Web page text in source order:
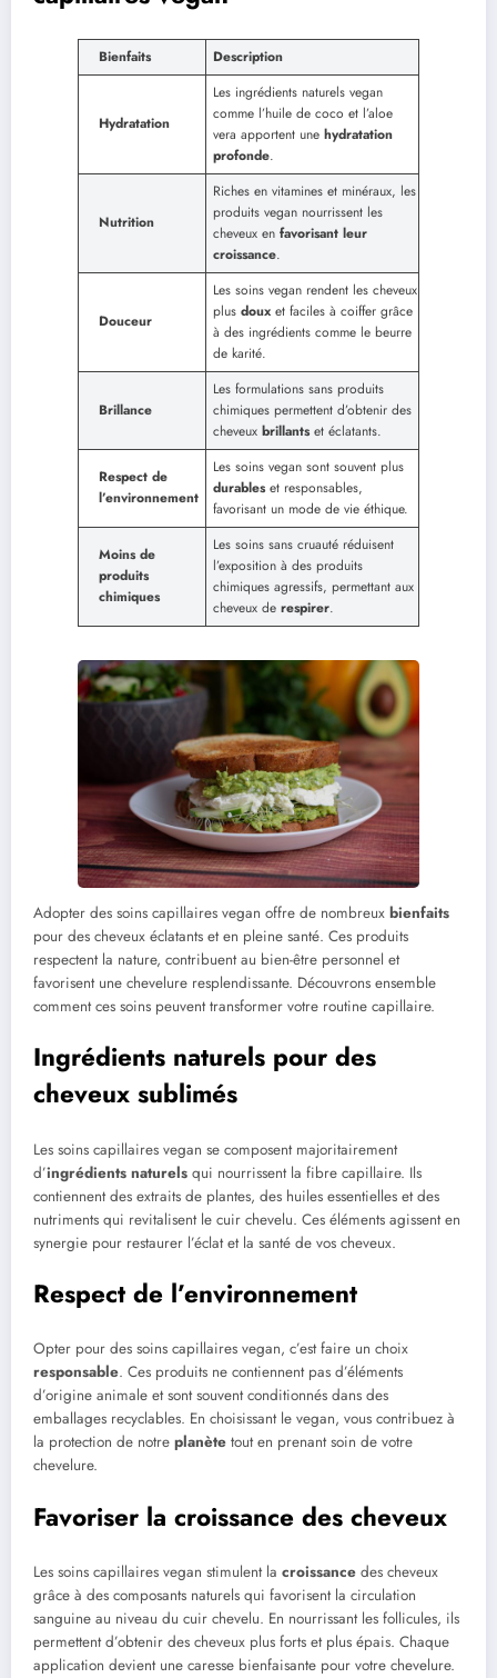
Bienfaits Description
Hydratation
Les ingrédients naturels vegan
comme l’huile de coco et l’aloe
vera apportent une hydratation
profonde.
Nutrition
Riches en vitamines et minéraux, les
produits vegan nourrissent les
cheveux en favorisant leur
croissance.
Douceur
Les soins vegan rendent les cheveux
plus doux et faciles à coiffer grâce
à des ingrédients comme le beurre
de karité.
Brillance
Les formulations sans produits
chimiques permettent d’obtenir des
cheveux brillantset éclatants.
Respect de
l’environnement
Les soins vegan sont souvent plus
durableset responsables,
favorisant un mode de vie éthique.
Moins de
produits
chimiques
Les soins sans cruauté réduisent
l’exposition à des produits
chimiques agressifs, permettant aux
cheveux de respirer.
Adopter des soins capillaires vegan offre de nombreux bienfaits
pour des cheveux éclatants et en pleine santé. Ces produits
respectent la nature, contribuent au bien-être personnel et
favorisent une chevelure resplendissante. Découvrons ensemble
comment ces soins peuvent transformer votre routine capillaire.
Ingrédients naturels pour des
cheveux sublimés
Les soins capillaires vegan se composent majoritairement
d’ingrédients naturels qui nourrissent la fibre capillaire. Ils
contiennent des extraits de plantes, des huiles essentielles et des
nutriments qui revitalisent le cuir chevelu. Ces éléments agissent en
synergie pour restaurer l’éclat et la santé de vos cheveux.
Respect de l’environnement
Opter pour des soins capillaires vegan, c’est faire un choix
responsable. Ces produits ne contiennent pas d’éléments
d’origine animale et sont souvent conditionnés dans des
emballages recyclables. En choisissant le vegan, vous contribuez à
la protection de notre planète tout en prenant soin de votre
chevelure.
Favoriser la croissance des cheveux
Les soins capillaires vegan stimulent la croissance des cheveux
grâce à des composants naturels qui favorisent la circulation
sanguine au niveau du cuir chevelu. En nourrissant les follicules, ils
permettent d’obtenir des cheveux plus forts et plus épais. Chaque
application devient une caresse bienfaisante pour votre chevelure.